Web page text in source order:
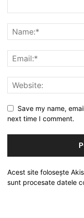
Save my name,
next time I comment.
Acest site folosește
sunt procesate datele